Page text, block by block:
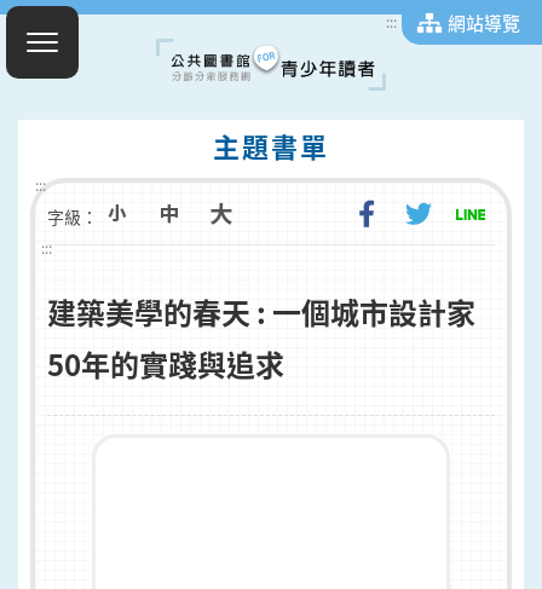
::: 網站導覽
主題書單
:::
字級：
:::
建築美學的春天 : 一個城市設計家
50年的實踐與追求